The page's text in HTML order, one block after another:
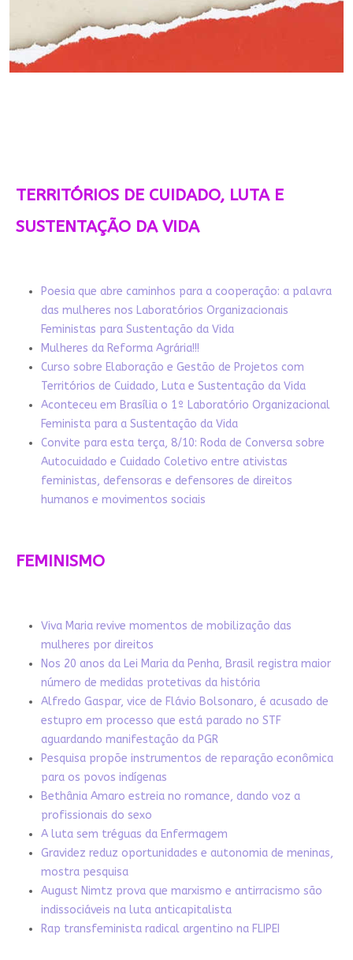
TERRITÓRIOS DE CUIDADO, LUTA E
SUSTENTAÇÃO DA VIDA
Poesia que abre caminhos para a cooperação: a palavra
das mulheres nos Laboratórios Organizacionais
Feministas para Sustentação da Vida
Mulheres da Reforma Agrária!!!
Curso sobre Elaboração e Gestão de Projetos com
Territórios de Cuidado, Luta e Sustentação da Vida
Aconteceu em Brasília o 1º Laboratório Organizacional
Feminista para a Sustentação da Vida
Convite para esta terça, 8/10: Roda de Conversa sobre
Autocuidado e Cuidado Coletivo entre ativistas
feministas, defensoras e defensores de direitos
humanos e movimentos sociais
FEMINISMO
Viva Maria revive momentos de mobilização das
mulheres por direitos
Nos 20 anos da Lei Maria da Penha, Brasil registra maior
número de medidas protetivas da história
Alfredo Gaspar, vice de Flávio Bolsonaro, é acusado de
estupro em processo que está parado no STF
aguardando manifestação da PGR
Pesquisa propõe instrumentos de reparação econômica
para os povos indígenas
Bethânia Amaro estreia no romance, dando voz a
profissionais do sexo
A luta sem tréguas da Enfermagem
Gravidez reduz oportunidades e autonomia de meninas,
mostra pesquisa
August Nimtz prova que marxismo e antirracismo são
indissociáveis na luta anticapitalista
Rap transfeminista radical argentino na FLIPEI